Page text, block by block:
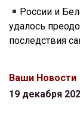
России и
удалось
последствия
Ваши Новости
19 декабря